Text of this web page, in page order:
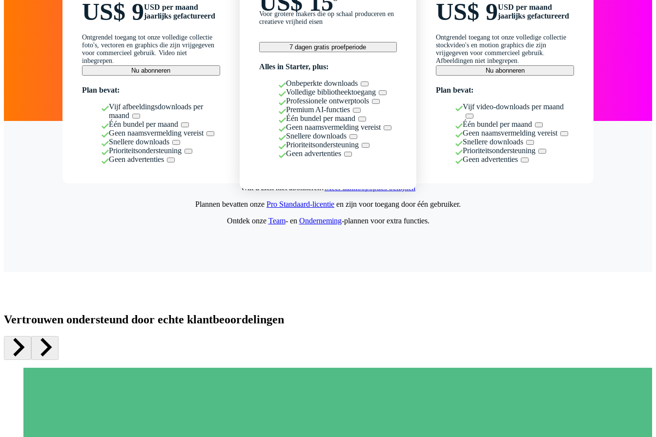
US$ 9USD per maand
jaarlijks gefactureerd
Ontgrendel toegang tot onze volledige collectie
foto's, vectoren en graphics die zijn vrijgegeven
voor commercieel gebruik. Video niet
inbegrepen.
Nu abonneren
Plan bevat:
Vijf afbeeldingsdownloads per
maand
Één bundel per maand
Geen naamsvermelding vereist
Snellere downloads
Prioriteitsondersteuning
Geen advertenties
Voor grotere makers die op schaal produceren en
creatieve vrijheid eisen
7 dagen gratis proefperiode
Alles in Starter, plus:
Onbeperkte downloads
Volledige bibliotheektoegang
Professionele ontwerptools
Premium AI-functies
Één bundel per maand
Geen naamsvermelding vereist
Snellere downloads
Prioriteitsondersteuning
Geen advertenties
US$ 9USD per maand
jaarlijks gefactureerd
Ontgrendel toegang tot onze volledige collectie
stockvideo's en motion graphics die zijn
vrijgegeven voor commercieel gebruik.
Afbeeldingen niet inbegrepen.
Nu abonneren
Plan bevat:
Vijf video-downloads per maand
Één bundel per maand
Geen naamsvermelding vereist
Snellere downloads
Prioriteitsondersteuning
Geen advertenties
Wilt u zich niet abonneren?Meer aankoopopties bekijken
Plannen bevatten onze Pro Standaard-licentie en zijn voor toegang door één gebruiker.
Ontdek onze Team- en Onderneming-plannen voor extra functies.
Vertrouwen ondersteund door echte klantbeoordelingen